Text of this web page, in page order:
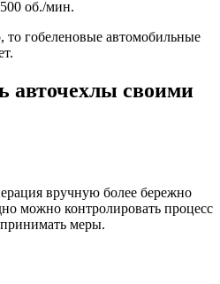
об./мин.
то гобеленовые автомобильные
авточехлы своими
вручную более бережно
можно контролировать процесс
меры.